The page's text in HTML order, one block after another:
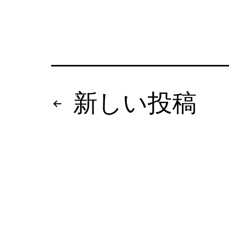
投新しい投稿